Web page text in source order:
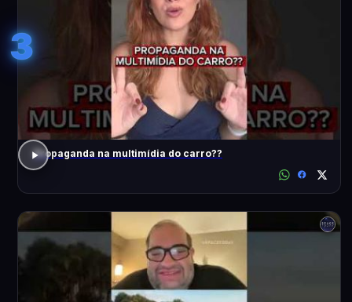
3
Propaganda na multimídia do carro??